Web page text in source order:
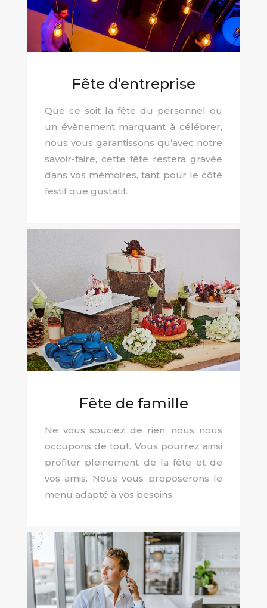
Fête d’entreprise
Que ce soit la fête du personnel ou
un évènement marquant à célébrer,
nous vous garantissons qu’avec notre
savoir-faire, cette fête restera gravée
dans vos mémoires, tant pour le côté
festif que gustatif.
Fête de famille
Ne vous souciez de rien, nous nous
occupons de tout. Vous pourrez ainsi
profiter pleinement de la fête et de
vos amis. Nous vous proposerons le
menu adapté à vos besoins.